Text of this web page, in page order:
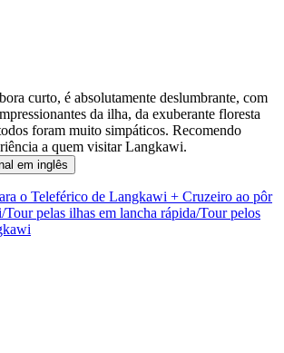
curto, é absolutamente deslumbrante, com
da ilha, da exuberante floresta
foram muito simpáticos. Recomendo
a quem visitar Langkawi.
em inglês
o Teleférico de Langkawi + Cruzeiro ao pôr
pelas ilhas em lancha rápida/Tour pelos